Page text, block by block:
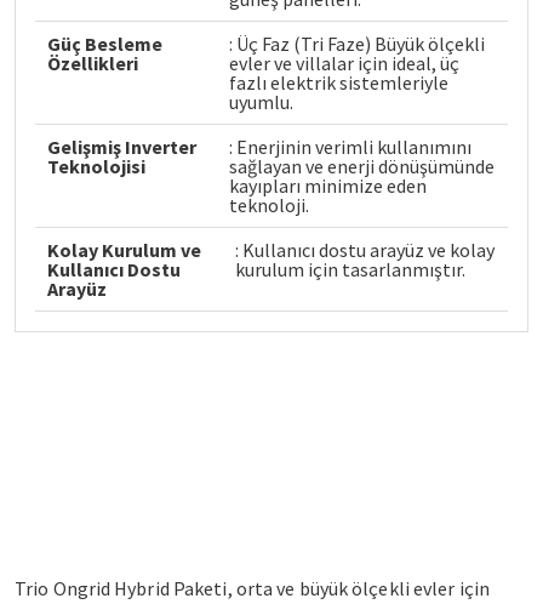
Güç Besleme
Özellikleri
: Üç Faz (Tri Faze) Büyük ölçekli
evler ve villalar için ideal, üç
fazlı elektrik sistemleriyle
uyumlu.
Gelişmiş Inverter
Teknolojisi
: Enerjinin verimli kullanımını
sağlayan ve enerji dönüşümünde
kayıpları minimize eden
teknoloji.
Kolay Kurulum ve
Kullanıcı Dostu
Arayüz
: Kullanıcı dostu arayüz ve kolay
kurulum için tasarlanmıştır.
Trio Ongrid Hybrid Paketi, orta ve büyük ölçekli evler için